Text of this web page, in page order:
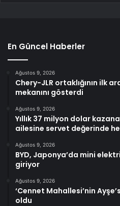
En Güncel Haberler
Ağustos 9, 2026
Chery-JLR ortaklığının ilk
mekanını gösterdi
Ağustos 9, 2026
Yıllık 37 milyon dolar
ailesine servet değerinde
Ağustos 9, 2026
BYD, Japonya’da mini
giriyor
Ağustos 9, 2026
‘Cennet Mahallesi’nin
oldu